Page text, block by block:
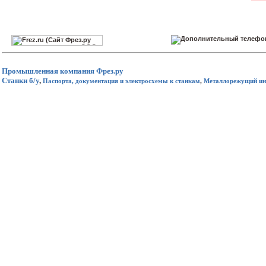
Промышленная компания Фрез.ру
Станки б/у, Паспорта, документация и электросхемы к станкам, Металлорежущий